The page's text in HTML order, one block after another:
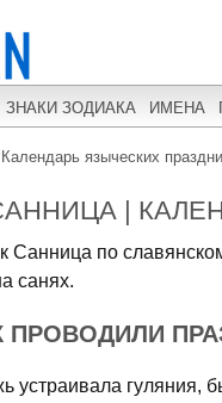
ЗНАКИ ЗОДИАКА ИМЕНА
Календарь языческих
|
Санница по
санях.
ПРОВОДИЛИ
устраивала гуляния,